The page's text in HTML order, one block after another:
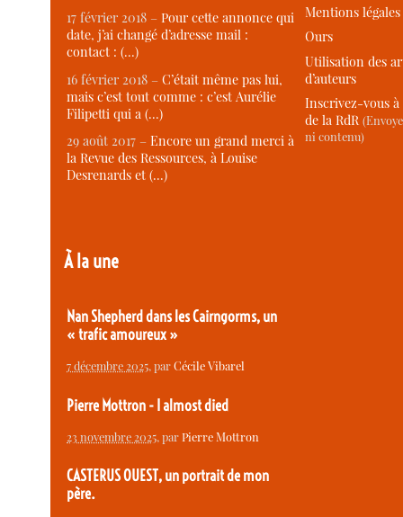
17 février 2018 –Pour cette annonce qui
date, j’ai changé d’adresse mail :
contact : (…)
16 février 2018 –C’était même pas lui,
mais c’est tout comme : c’est Aurélie
Filipetti qui a (…)
29 août 2017 –Encore un grand merci à
la Revue des Ressources, à Louise
Desrenards et (…)
À la une
Nan Shepherd dans les Cairngorms, un
« trafic amoureux »
7 décembre 2025, parCécile Vibarel
Pierre Mottron - I almost died
23 novembre 2025, parPierre Mottron
CASTERUS OUEST, un portrait de mon
père.
Mentions légales
Ours
Utilisation des
d’auteurs
Inscrivez-vous
de la RdR
ni contenu)